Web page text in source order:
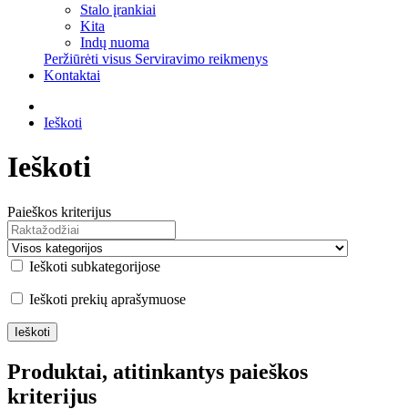
Stalo įrankiai
Kita
Indų nuoma
Peržiūrėti visus Serviravimo reikmenys
Kontaktai
Ieškoti
Ieškoti
Paieškos kriterijus
Ieškoti subkategorijose
Ieškoti prekių aprašymuose
Produktai, atitinkantys paieškos
kriterijus